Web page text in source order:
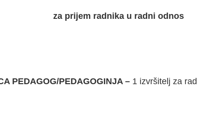
za prijem radnika u radni odnos
PEDAGOG/PEDAGOGINJA – 1 izvršitelj za